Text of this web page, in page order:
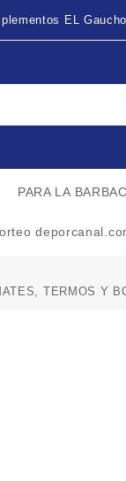
EL
PARA LA
TERMOS Y